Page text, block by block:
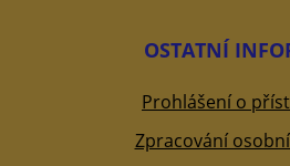
OSTATNÍ
Prohlášení o
Zpracování